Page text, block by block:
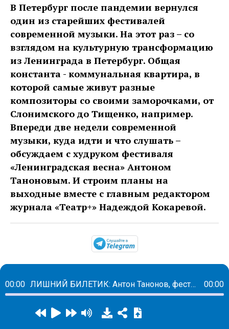
В Петербург после пандемии вернулся
один из старейших фестивалей
современной музыки. На этот раз – со
взглядом на культурную трансформацию
из Ленинграда в Петербург. Общая
константа - коммунальная квартира, в
которой самые живут разные
композиторы со своими заморочками, от
Слонимского до Тищенко, например.
Впереди две недели современной
музыки, куда идти и что слушать –
обсуждаем с худруком фестиваля
«Ленинградская весна» Антоном
Таноновым. И строим планы на
выходные вместе с главным редактором
журнала «Театр+» Надеждой Кокаревой.
00:00 ЛИШНИЙ БИЛЕТИК: Антон Танонов, фестиваль «Ленинградская музыкальная весна» и другие планы на выходные 00:00